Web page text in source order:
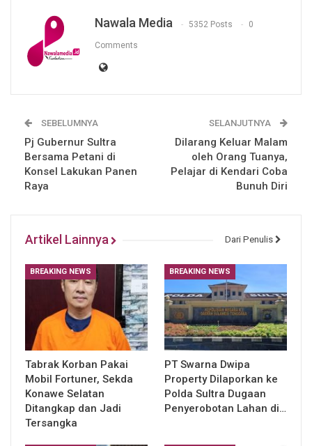
Nawala Media 5352 Posts 0
Comments
SEBELUMNYA
Pj Gubernur Sultra
Bersama Petani di
Konsel Lakukan Panen
Raya
SELANJUTNYA
Dilarang Keluar Malam
oleh Orang Tuanya,
Pelajar di Kendari Coba
Bunuh Diri
Artikel Lainnya Dari Penulis
BREAKING NEWS
Tabrak Korban Pakai
Mobil Fortuner, Sekda
Konawe Selatan
Ditangkap dan Jadi
Tersangka
BREAKING NEWS
PT Swarna Dwipa
Property Dilaporkan ke
Polda Sultra Dugaan
Penyerobotan Lahan di…